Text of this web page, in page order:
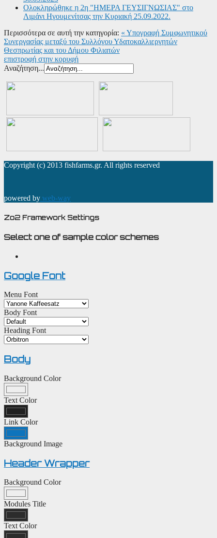
Ολοκληρώθηκε η 2η "ΗΜΕΡΑ ΓΕΥΣΙΓΝΩΣΙΑΣ" στο
Λιμάνι Ηγουμενίτσας την Κυριακή 25.09.2022.
Περισσότερα σε αυτή την κατηγορία: « Υπογραφή Συμφωνητικού
Συνεργασίας μεταξύ του Συλλόγου Υδατοκαλλιεργητών
Θεσπρωτίας και του Δήμου Φιλιατών
επιστροφή στην κορυφή
Αναζήτηση...
Copyright (c) 2013 fishfarms.gr. All rights reserved
powered by web-way
Zo2 Framework Settings
Select one of sample color schemes
Google Font
Menu Font
Body Font
Heading Font
Body
Background Color
Text Color
Link Color
Background Image
Header Wrapper
Background Color
Modules Title
Text Color